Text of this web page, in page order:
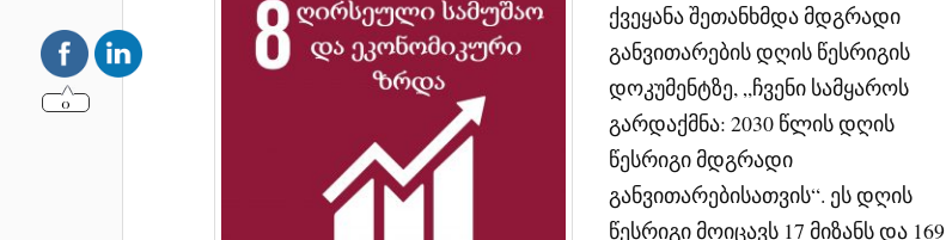
ქვეყანა შეთანხმდა მდგრადი
განვითარების დღის წესრიგის
დოკუმენტზე, „ჩვენი სამყაროს
გარდაქმნა: 2030 წლის დღის
წესრიგი მდგრადი
განვითარებისათვის“. ეს დღის
წესრიგი მოიცავს 17 მიზანს და 169
0